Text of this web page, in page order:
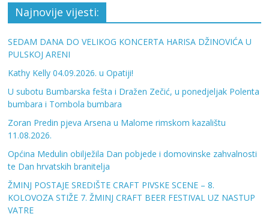
Najnovije vijesti:
SEDAM DANA DO VELIKOG KONCERTA HARISA DŽINOVIĆA U
PULSKOJ ARENI
Kathy Kelly 04.09.2026. u Opatiji!
U subotu Bumbarska fešta i Dražen Zečić, u ponedjeljak Polenta
bumbara i Tombola bumbara
Zoran Predin pjeva Arsena u Malome rimskom kazalištu
11.08.2026.
Općina Medulin obilježila Dan pobjede i domovinske zahvalnosti
te Dan hrvatskih branitelja
ŽMINJ POSTAJE SREDIŠTE CRAFT PIVSKE SCENE – 8.
KOLOVOZA STIŽE 7. ŽMINJ CRAFT BEER FESTIVAL UZ NASTUP
VATRE